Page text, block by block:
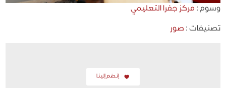
وسوم : مركز جفرا التعليمي
تصنيفات : صور
إنضم إلينا